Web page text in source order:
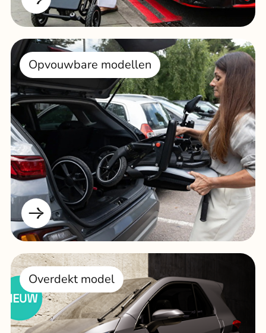
Opvouwbare modellen
Overdekt model